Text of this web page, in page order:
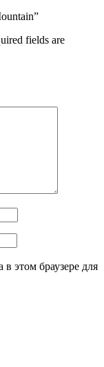
fields are
этом браузере для